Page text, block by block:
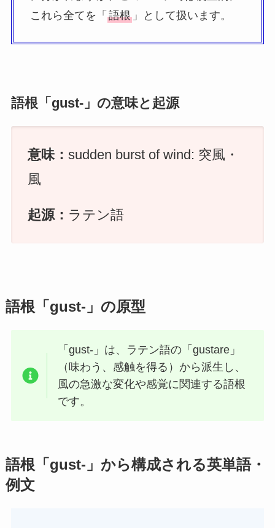
これら全てを「 語根」として扱います。
語根「gust-」の意味と起源
意味： sudden burst of wind: 突風・
風
起源： ラテン語
語根「gust-」の原型
「gust-」は、ラテン語の「gustare」
（味わう、感触を得る）から派生し、
風の急激な変化や感覚に関連する語根
です。
語根「gust-」から構成される英単語・
例文